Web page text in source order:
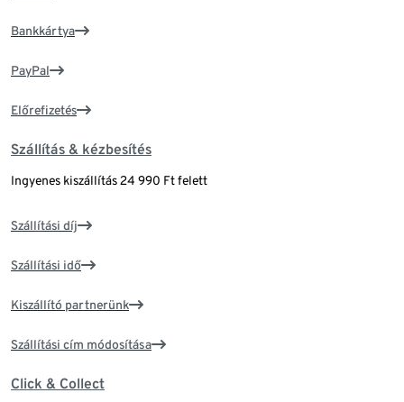
Bankkártya
PayPal
Előrefizetés
Szállítás & kézbesítés
Ingyenes kiszállítás 24 990 Ft felett
Szállítási díj
Szállítási idő
Kiszállító partnerünk
Szállítási cím módosítása
Click & Collect